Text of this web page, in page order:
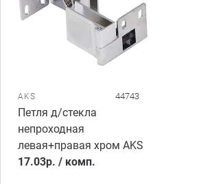
AKS 44743
Петля д/стекла
непроходная
левая+правая хром AKS
17.03р. / комп.